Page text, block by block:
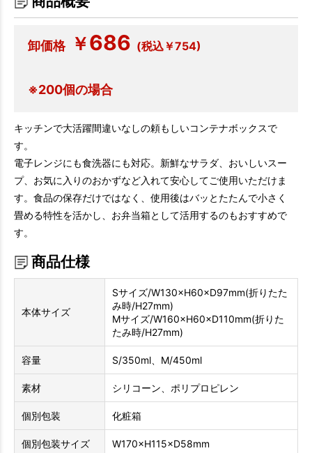
卸価格 ￥686 (税込￥754)
※200個の場合
キッチンで大活躍間違いなしの頼もしいコンテナボックスで
す。
電子レンジにも食洗器にも対応。新鮮なサラダ、おいしいスー
プ、お気に入りのおかずなど入れて安心してご使用いただけま
す。食品の保存だけではなく、使用後はバッとたたんで小さく
畳める特性を活かし、お弁当箱として活用するのもおすすめで
す。
商品仕様
本体サイズ
Sサイズ/W130×H60×D97mm(折りたた
み時/H27mm)
Mサイズ/W160×H60×D110mm(折りた
たみ時/H27mm)
容量 S/350ml、M/450ml
素材 シリコーン、ポリプロピレン
個別包装 化粧箱
個別包装サイズ W170×H115×D58mm